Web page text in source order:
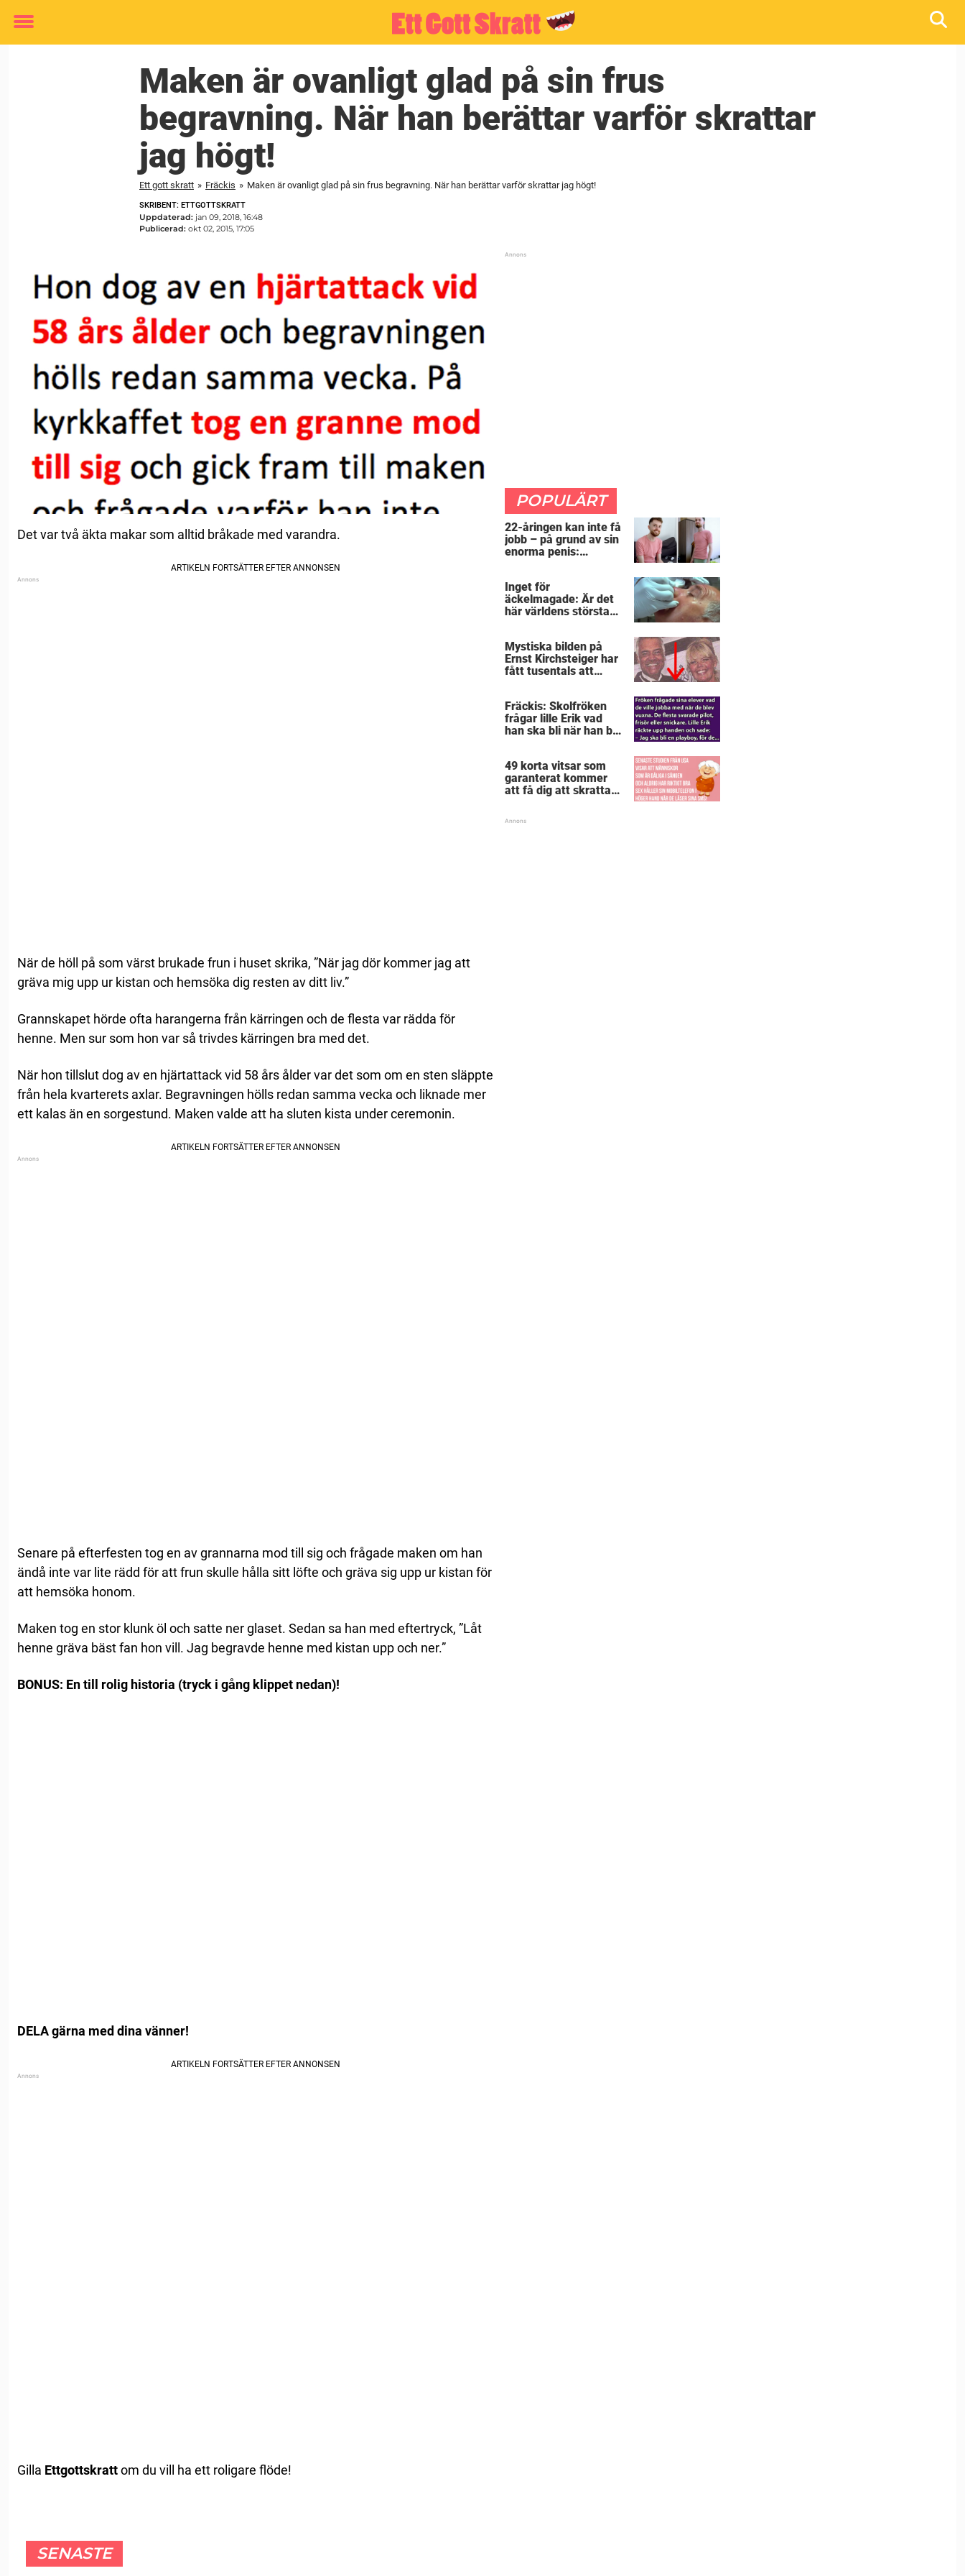
Toggle
Maken är ovanligt glad på sin frus
begravning. När han berättar varför skrattar
jag högt!
Ett gott skratt » Fräckis » Maken är ovanligt glad på sin frus begravning. När han berättar varför skrattar jag högt!
SKRIBENT: ETTGOTTSKRATT
Uppdaterad: jan 09, 2018, 16:48
Publicerad: okt 02, 2015, 17:05
Det var två äkta makar som alltid bråkade med varandra.
När de höll på som värst brukade frun i huset skrika, ”När jag dör kommer jag att
gräva mig upp ur kistan och hemsöka dig resten av ditt liv.”
Grannskapet hörde ofta harangerna från kärringen och de flesta var rädda för
henne. Men sur som hon var så trivdes kärringen bra med det.
När hon tillslut dog av en hjärtattack vid 58 års ålder var det som om en sten släppte
från hela kvarterets axlar. Begravningen hölls redan samma vecka och liknade mer
ett kalas än en sorgestund. Maken valde att ha sluten kista under ceremonin.
Senare på efterfesten tog en av grannarna mod till sig och frågade maken om han
ändå inte var lite rädd för att frun skulle hålla sitt löfte och gräva sig upp ur kistan för
att hemsöka honom.
Maken tog en stor klunk öl och satte ner glaset. Sedan sa han med eftertryck, ”Låt
henne gräva bäst fan hon vill. Jag begravde henne med kistan upp och ner.”
BONUS: En till rolig historia (tryck i gång klippet nedan)!
DELA gärna med dina vänner!
Gilla Ettgottskrattom du vill ha ett roligare flöde!
POPULÄRT
22-åringen kan inte få
jobb – på grund av sin
enorma penis:
Inget för
äckelmagade: Är det
här världens största
Mystiska bilden på
Ernst Kirchsteiger har
fått tusentals att
Fräckis: Skolfröken
frågar lille Erik vad
han ska bli när han blir
49 korta vitsar som
garanterat kommer
att få dig att skratta
SENASTE